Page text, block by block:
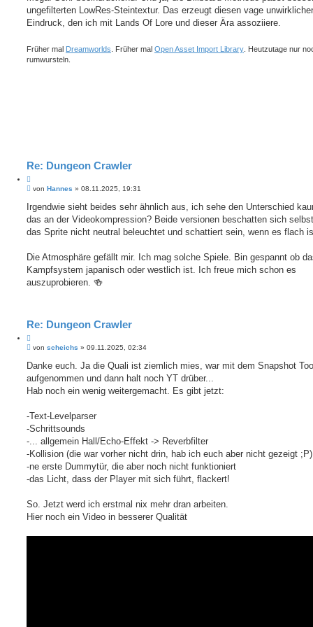
e
r
e
r
a
ungefilterten LowRes-Steintextur. Das erzeugt diesen vage
Eindruck, den ich mit Lands Of Lore und dieser Ära assoziiere.
Früher mal Dreamworlds . Früher mal Open Asset Import Library . Heutzutage nur
rumwursteln.
Re: Dungeon Crawler
i
e
r
e
B
i
r
a
von Hannes » 08.11.2025, 19:31
Irgendwie sieht beides sehr ähnlich aus, ich sehe den Unterschied
das an der Videokompression? Beide versionen beschatten sich
das Sprite nicht neutral beleuchtet und schattiert sein, wenn es flach
Die Atmosphäre gefällt mir. Ich mag solche Spiele. Bin gespannt ob
Kampfsystem japanisch oder westlich ist. Ich freue mich schon es
auszuprobieren. 🍻
Re: Dungeon Crawler
i
e
r
e
B
i
r
a
von scheichs » 09.11.2025, 02:34
Danke euch. Ja die Quali ist ziemlich mies, war mit dem Snapshot
aufgenommen und dann halt noch YT drüber...
Hab noch ein wenig weitergemacht. Es gibt jetzt:
-Text-Levelparser
-Schrittsounds
-... allgemein Hall/Echo-Effekt -> Reverbfilter
-Kollision (die war vorher nicht drin, hab ich euch aber nicht gezeigt ;P)
-ne erste Dummytür, die aber noch nicht funktioniert
-das Licht, dass der Player mit sich führt, flackert!
So. Jetzt werd ich erstmal nix mehr dran arbeiten.
Hier noch ein Video in besserer Qualität